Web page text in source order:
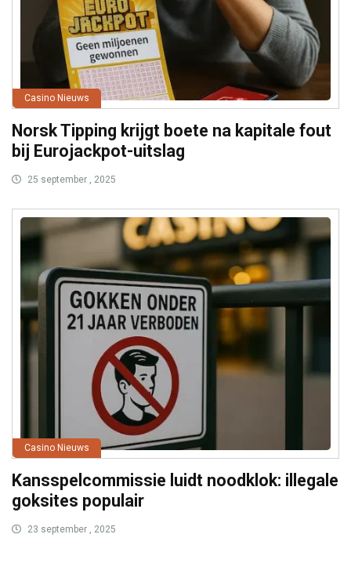
Casino Nieuws
Norsk Tipping krijgt boete na kapitale fout
bij Eurojackpot-uitslag
25 september , 2025
Casino Nieuws
Kansspelcommissie luidt noodklok: illegale
goksites populair
23 september , 2025